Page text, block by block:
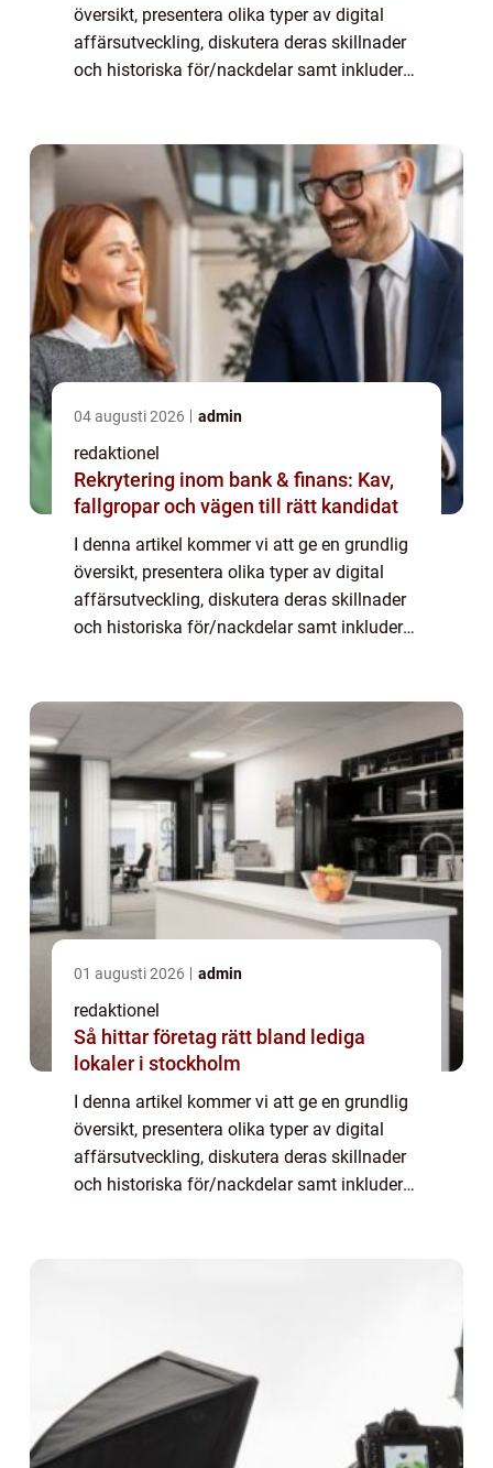
översikt, presentera olika typer av digital
affärsutveckling, diskutera deras skillnader
och historiska för/nackdelar samt inkludera
04 augusti 2026 admin
redaktionel
Rekrytering inom bank & finans: Kav,
fallgropar och vägen till rätt kandidat
I denna artikel kommer vi att ge en grundlig
översikt, presentera olika typer av digital
affärsutveckling, diskutera deras skillnader
och historiska för/nackdelar samt inkludera
01 augusti 2026 admin
redaktionel
Så hittar företag rätt bland lediga
lokaler i stockholm
I denna artikel kommer vi att ge en grundlig
översikt, presentera olika typer av digital
affärsutveckling, diskutera deras skillnader
och historiska för/nackdelar samt inkludera